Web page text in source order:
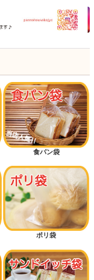
食パン袋
ポリ袋